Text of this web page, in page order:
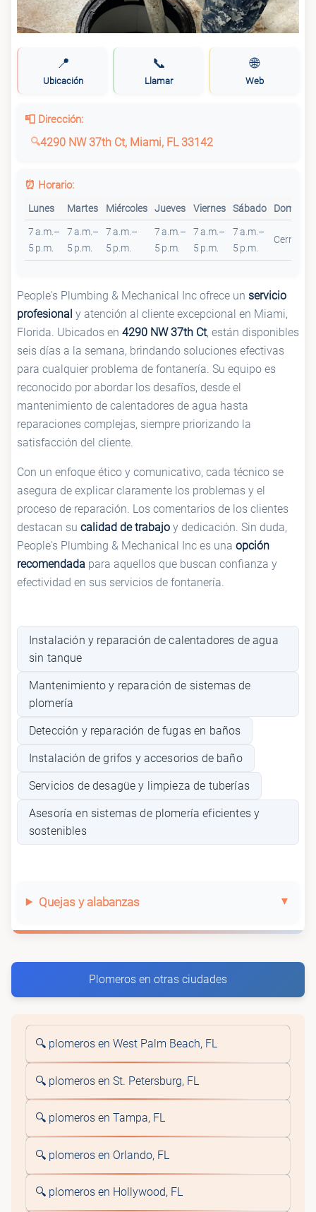
📍
Ubicación
📞
Llamar
🌐
Web
📮 Dirección:
4290 NW 37th Ct, Miami, FL 33142
⏰ Horario:
Lunes Martes Miércoles Jueves Viernes Sábado Domingo
7 a.m.–
5 p.m.
7 a.m.–
5 p.m.
7 a.m.–
5 p.m.
7 a.m.–
5 p.m.
7 a.m.–
5 p.m.
7 a.m.–
5 p.m.
Cerrado
People's Plumbing & Mechanical Inc ofrece un servicio
profesional y atención al cliente excepcional en Miami,
Florida. Ubicados en 4290 NW 37th Ct, están disponibles
seis días a la semana, brindando soluciones efectivas
para cualquier problema de fontanería. Su equipo es
reconocido por abordar los desafíos, desde el
mantenimiento de calentadores de agua hasta
reparaciones complejas, siempre priorizando la
satisfacción del cliente.
Con un enfoque ético y comunicativo, cada técnico se
asegura de explicar claramente los problemas y el
proceso de reparación. Los comentarios de los clientes
destacan su calidad de trabajo y dedicación. Sin duda,
People's Plumbing & Mechanical Inc es una opción
recomendada para aquellos que buscan confianza y
efectividad en sus servicios de fontanería.
Instalación y reparación de calentadores de agua
sin tanque
Mantenimiento y reparación de sistemas de
plomería
Detección y reparación de fugas en baños
Instalación de grifos y accesorios de baño
Servicios de desagüe y limpieza de tuberías
Asesoría en sistemas de plomería eficientes y
sostenibles
Quejas y alabanzas
Plomeros en otras ciudades
🔍 plomeros en West Palm Beach, FL
🔍 plomeros en St. Petersburg, FL
🔍 plomeros en Tampa, FL
🔍 plomeros en Orlando, FL
🔍 plomeros en Hollywood, FL